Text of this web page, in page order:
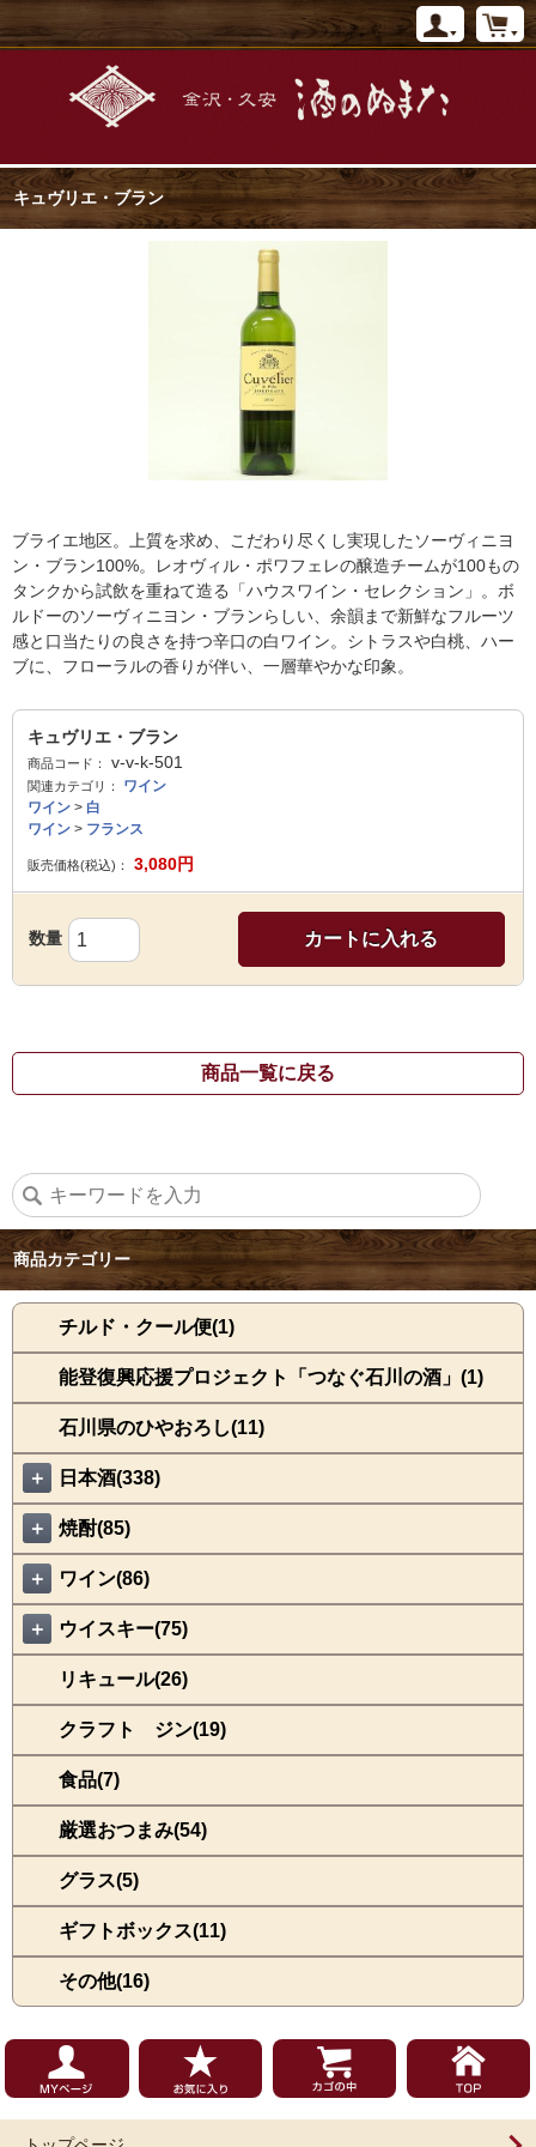
キュヴリエ・ブラン
ブライエ地区。上質を求め、こだわり尽くし実現したソーヴィニヨ
ン・ブラン100%。レオヴィル・ポワフェレの醸造チームが100もの
タンクから試飲を重ねて造る「ハウスワイン・セレクション」。ボ
ルドーのソーヴィニヨン・ブランらしい、余韻まで新鮮なフルーツ
感と口当たりの良さを持つ辛口の白ワイン。シトラスや白桃、ハー
ブに、フローラルの香りが伴い、一層華やかな印象。
キュヴリエ・ブラン
商品コード： v-v-k-501
関連カテゴリ：
ワイン
ワイン > 白
ワイン > フランス
販売価格(税込)： 3,080円
数量 カートに入れる
商品一覧に戻る
商品カテゴリー
チルド・クール便(1)
能登復興応援プロジェクト「つなぐ石川の酒」(1)
石川県のひやおろし(11)
＋ 日本酒(338)
＋ 焼酎(85)
＋ ワイン(86)
＋ ウイスキー(75)
リキュール(26)
クラフト ジン(19)
食品(7)
厳選おつまみ(54)
グラス(5)
ギフトボックス(11)
その他(16)